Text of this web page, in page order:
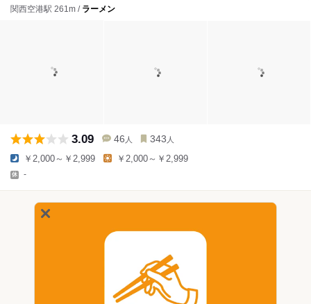
関西空港駅 261m / ラーメン
3.09 46 人 343 人
￥2,000～￥2,999 ￥2,000～￥2,999
-